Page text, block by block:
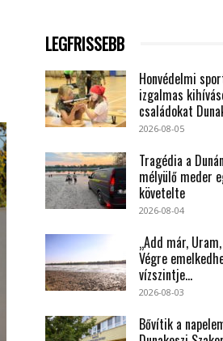
LEGFRISSEBB
Honvédelmi
izgalmas
családokat
2026-08-05
Tragédia a
mélyülő meder
követelte
2026-08-04
„Add már,
Végre
vízszintje...
2026-08-03
Bővítik a